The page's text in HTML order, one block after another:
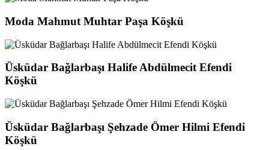
Moda Mahmut Muhtar Paşa Köşkü
Üsküdar Bağlarbaşı Halife Abdülmecit Efendi
Köşkü
Üsküdar Bağlarbaşı Şehzade Ömer Hilmi Efendi
Köşkü